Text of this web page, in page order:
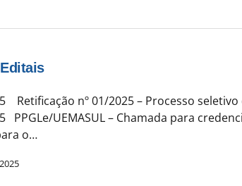
Retificação nº 01/2025 – Processo
PPGLe/UEMASUL – Chamada para
o…